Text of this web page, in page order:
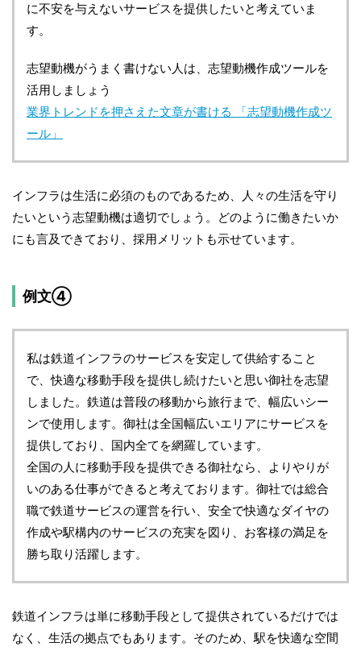
に不安を与えないサービスを提供したいと考えていま
す。
志望動機がうまく書けない人は、志望動機作成ツールを
活用しましょう
業界トレンドを押さえた文章が書ける 「志望動機作成ツ
ール」
インフラは生活に必須のものであるため、人々の生活を守り
たいという志望動機は適切でしょう。どのように働きたいか
にも言及できており、採用メリットも示せています。
例文④
私は鉄道インフラのサービスを安定して供給すること
で、快適な移動手段を提供し続けたいと思い御社を志望
しました。鉄道は普段の移動から旅行まで、幅広いシー
ンで使用します。御社は全国幅広いエリアにサービスを
提供しており、国内全てを網羅しています。
全国の人に移動手段を提供できる御社なら、よりやりが
いのある仕事ができると考えております。御社では総合
職で鉄道サービスの運営を行い、安全で快適なダイヤの
作成や駅構内のサービスの充実を図り、お客様の満足を
勝ち取り活躍します。
鉄道インフラは単に移動手段として提供されているだけでは
なく、生活の拠点でもあります。そのため、駅を快適な空間